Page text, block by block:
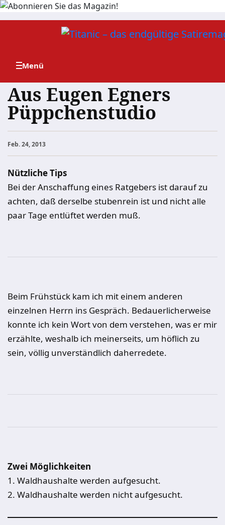
Zum
Aus Eugen Egners
Püppchenstudio
Feb. 24, 2013
Nützliche Tips
Bei der Anschaffung eines Ratgebers ist darauf zu
achten, daß derselbe stubenrein ist und nicht alle
paar Tage entlüftet werden muß.
Beim Frühstück kam ich mit einem anderen
einzelnen Herrn ins Gespräch. Bedauerlicherweise
konnte ich kein Wort von dem verstehen, was er mir
erzählte, weshalb ich meinerseits, um höflich zu
sein, völlig unverständlich daherredete.
Zwei Möglichkeiten
1. Waldhaushalte werden aufgesucht.
2. Waldhaushalte werden nicht aufgesucht.